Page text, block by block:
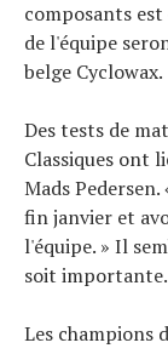
composants
de l'équipe
belge Cyclowax.
Des tests de
Classiques ont
Mads
fin janvier et
l'équipe. » Il
soit importante.
Les champions